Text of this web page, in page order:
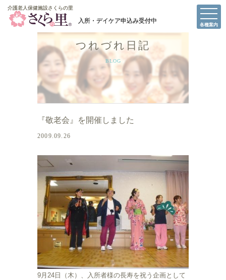
各種案内
介護老人保健施設さくらの里
介護老人保健施設さくらの里
つれづれ日記
BLOG
『敬老会』を開催しました
2009.09.26
9月24日（木）、入所者様の長寿を祝う企画として